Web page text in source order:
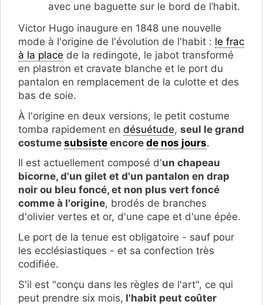
avec une baguette sur le bord de l’habit.
Victor Hugo inaugure en 1848 une nouvelle
mode à l'origine de l'évolution de l'habit : le frac
à la place de la redingote, le jabot transformé
en plastron et cravate blanche et le port du
pantalon en remplacement de la culotte et des
bas de soie.
À l'origine en deux versions, le petit costume
tomba rapidement en désuétude, seul le grand
costume subsiste encore de nos jours.
Il est actuellement composé d'un chapeau
bicorne, d'un gilet et d'un pantalon en drap
noir ou bleu foncé, et non plus vert foncé
comme à l'origine, brodés de branches
d'olivier vertes et or, d'une cape et d'une épée.
Le port de la tenue est obligatoire - sauf pour
les ecclésiastiques - et sa confection très
codifiée.
S'il est "conçu dans les règles de l'art", ce qui
peut prendre six mois, l'habit peut coûter